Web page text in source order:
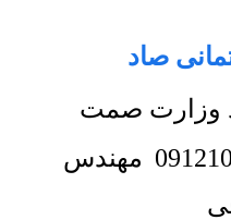
صاد
وزارت صمت
مهندس